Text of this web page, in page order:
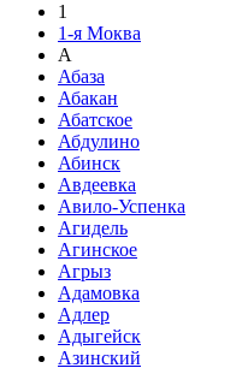
1
1-я Моква
А
Абаза
Абакан
Абатское
Абдулино
Абинск
Авдеевка
Авило-Успенка
Агидель
Агинское
Агрыз
Адамовка
Адлер
Адыгейск
Азинский